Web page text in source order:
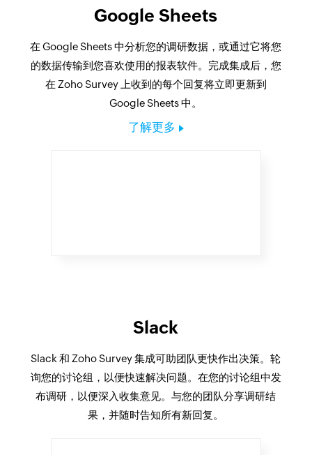
Google Sheets
在 Google Sheets 中分析您的调研数据，或通过它将您
的数据传输到您喜欢使用的报表软件。完成集成后，您
在 Zoho Survey 上收到的每个回复将立即更新到
Google Sheets 中。
了解更多
Slack
Slack 和 Zoho Survey 集成可助团队更快作出决策。轮
询您的讨论组，以便快速解决问题。在您的讨论组中发
布调研，以便深入收集意见。与您的团队分享调研结
果，并随时告知所有新回复。